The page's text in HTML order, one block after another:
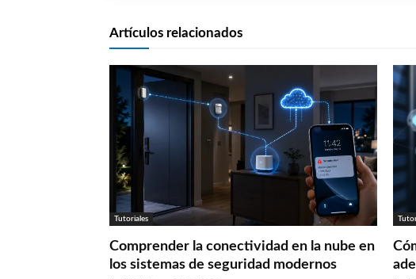
Artículos relacionados
Tutoriales
Comprender la conectividad en la nube en
los sistemas de seguridad modernos